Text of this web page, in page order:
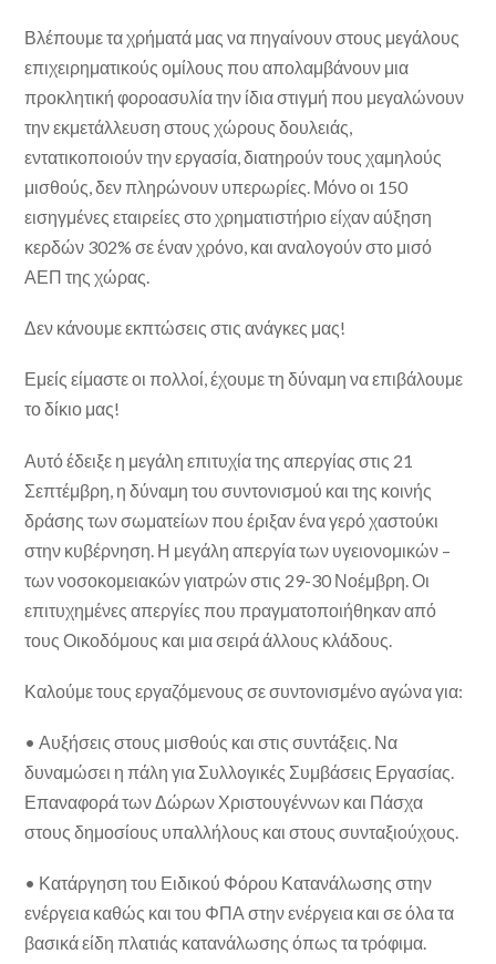
Βλέπουμε τα χρήματά μας να πηγαίνουν στους μεγάλους
επιχειρηματικούς ομίλους που απολαμβάνουν μια
προκλητική φοροασυλία την ίδια στιγμή που μεγαλώνουν
την εκμετάλλευση στους χώρους δουλειάς,
εντατικοποιούν την εργασία, διατηρούν τους χαμηλούς
μισθούς, δεν πληρώνουν υπερωρίες. Μόνο οι 150
εισηγμένες εταιρείες στο χρηματιστήριο είχαν αύξηση
κερδών 302% σε έναν χρόνο, και αναλογούν στο μισό
ΑΕΠ της χώρας.
Δεν κάνουμε εκπτώσεις στις ανάγκες μας!
Εμείς είμαστε οι πολλοί, έχουμε τη δύναμη να επιβάλουμε
το δίκιο μας!
Αυτό έδειξε η μεγάλη επιτυχία της απεργίας στις 21
Σεπτέμβρη, η δύναμη του συντονισμού και της κοινής
δράσης των σωματείων που έριξαν ένα γερό χαστούκι
στην κυβέρνηση. Η μεγάλη απεργία των υγειονομικών –
των νοσοκομειακών γιατρών στις 29-30 Νοέμβρη. Οι
επιτυχημένες απεργίες που πραγματοποιήθηκαν από
τους Οικοδόμους και μια σειρά άλλους κλάδους.
Καλούμε τους εργαζόμενους σε συντονισμένο αγώνα για:
• Αυξήσεις στους μισθούς και στις συντάξεις. Να
δυναμώσει η πάλη για Συλλογικές Συμβάσεις Εργασίας.
Επαναφορά των Δώρων Χριστουγέννων και Πάσχα
στους δημοσίους υπαλλήλους και στους συνταξιούχους.
• Κατάργηση του Ειδικού Φόρου Κατανάλωσης στην
ενέργεια καθώς και του ΦΠΑ στην ενέργεια και σε όλα τα
βασικά είδη πλατιάς κατανάλωσης όπως τα τρόφιμα.